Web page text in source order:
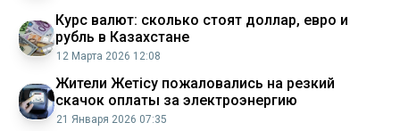
Курс валют: сколько стоят доллар, евро и
рубль в Казахстане
12 Марта 2026 12:08
Жители Жетiсу пожаловались на резкий
скачок оплаты за электроэнергию
21 Января 2026 07:35